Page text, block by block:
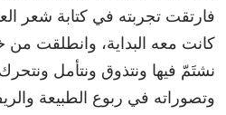
فارتقت تجربته في كتابة شعر
كانت معه البداية، وانطلقت من
نشتَمّ فيها ونتذوق ونتأمل
وتصوراته في ربوع الطبيعة